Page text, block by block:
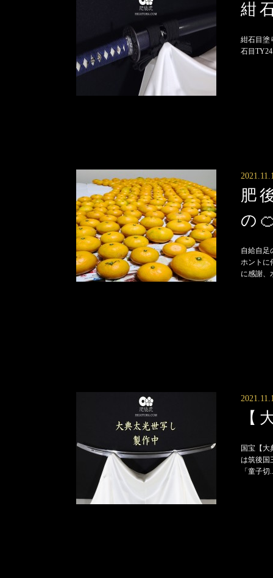
紺
紺石目塗
石目
肥
の
自給自足
ホントに
に感謝、
【
国宝【大
は筑後国
「童子切